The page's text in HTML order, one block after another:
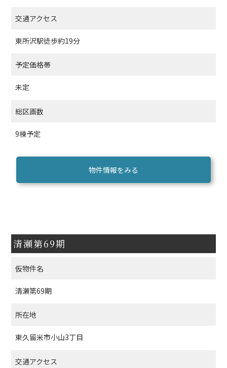
交通アクセス
東所沢駅徒歩約19分
予定価格帯
未定
総区画数
9棟予定
物件情報をみる
清瀬第69期
仮物件名
清瀬第69期
所在地
東久留米市小山3丁目
交通アクセス